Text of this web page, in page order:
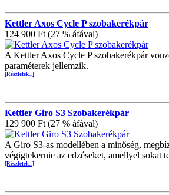
Kettler Axos Cycle P szobakerékpár
124 900 Ft (27 % áfával)
A Kettler Axos Cycle P szobakerékpár
paraméterek jellemzik.
[Részletek...]
Kettler Giro S3 Szobakerékpár
129 900 Ft (27 % áfával)
A Giro S3-as modellében a minőség,
végigtekernie az edzéseket, amellyel sokat
[Részletek...]